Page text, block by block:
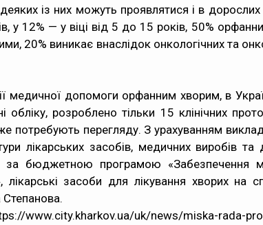
із них можуть проявлятися і в
у 12% — у віці від 5 до 15 років, 50%
20% виникає внаслідок онкологічних та
медичної допомоги орфанним хворим, в
обліку, розроблено тільки 15 клінічних
потребують перегляду. З урахуванням
лікарських засобів, медичних виробів
бюджетною програмою «Забезпечення
лікарські засоби для лікування хворих на
www.city.kharkov.ua/uk/news/miska-rada-